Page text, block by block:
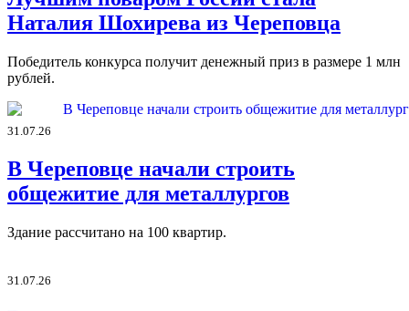
Наталия Шохирева из Череповца
Победитель конкурса получит денежный приз в размере 1 млн
рублей.
31.07.26
В Череповце начали строить
общежитие для металлургов
Здание рассчитано на 100 квартир.
31.07.26